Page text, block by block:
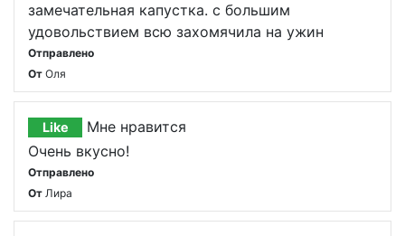
замечательная капустка. с большим
удовольствием всю захомячила на ужин
Отправлено
От Оля
Like
Мне нравится
Очень вкусно!
Отправлено
От Лира